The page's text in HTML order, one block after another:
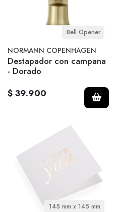
Bell Opener
NORMANN COPENHAGEN
Destapador con campana
- Dorado
$ 39.900
145 mm x 145 mm